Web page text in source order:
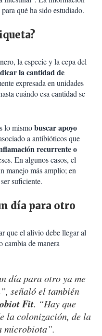
qué ha sido estudiado.
la especie y la cepa del
la cantidad de
expresada en unidades
cuándo esa cantidad se
lo mismobuscar apoyo
a antibióticos que
recurrente o
En algunos casos, el
manejo más amplio; en
suficiente.
día para otro
que el alivio debe llegar al
cambia de manera
día para otro ya me
señaló el también
Fit. “Hay que
la colonización, de la
microbiota”.